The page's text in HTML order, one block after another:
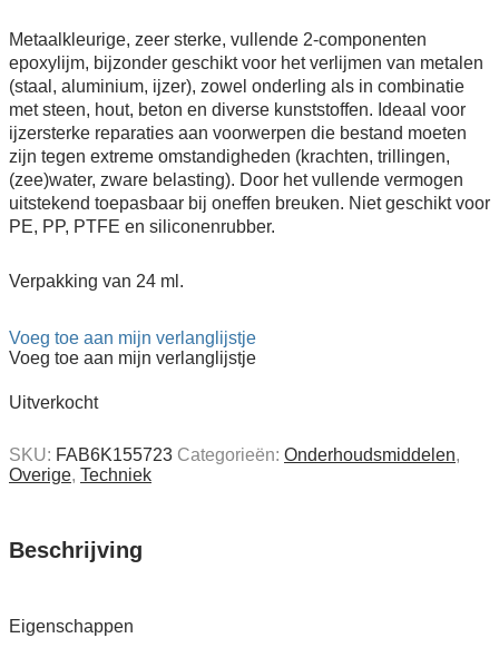
Metaalkleurige, zeer sterke, vullende 2-componenten
epoxylijm, bijzonder geschikt voor het verlijmen van metalen
(staal, aluminium, ijzer), zowel onderling als in combinatie
met steen, hout, beton en diverse kunststoffen. Ideaal voor
ijzersterke reparaties aan voorwerpen die bestand moeten
zijn tegen extreme omstandigheden (krachten, trillingen,
(zee)water, zware belasting). Door het vullende vermogen
uitstekend toepasbaar bij oneffen breuken. Niet geschikt voor
PE, PP, PTFE en siliconenrubber.
Verpakking van 24 ml.
Voeg toe aan mijn verlanglijstje
Voeg toe aan mijn verlanglijstje
Uitverkocht
SKU: FAB6K155723 Categorieën: Onderhouds­middelen,
Overige, Techniek
Beschrijving
Eigenschappen